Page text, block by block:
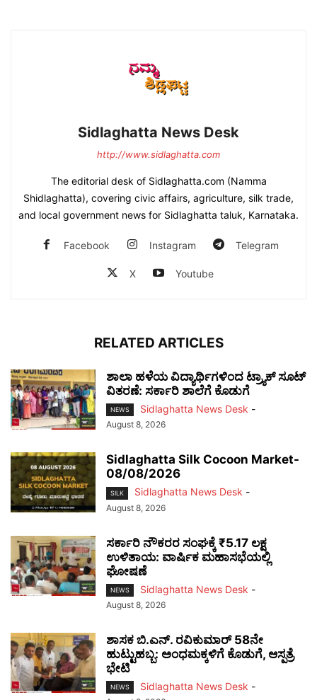
Sidlaghatta News Desk
http://www.sidlaghatta.com
The editorial desk of Sidlaghatta.com (Namma
Shidlaghatta), covering civic affairs, agriculture, silk trade,
and local government news for Sidlaghatta taluk, Karnataka.
Facebook Instagram Telegram
X Youtube
RELATED ARTICLES
ಶಾಲಾ ಹಳೆಯ ವಿದ್ಯಾರ್ಥಿಗಳಿಂದ ಟ್ರ್ಯಾಕ್‌ ಸೂಟ್
ವಿತರಣೆ: ಸರ್ಕಾರಿ ಶಾಲೆಗೆ ಕೊಡುಗೆ
NEWS Sidlaghatta News Desk -
August 8, 2026
Sidlaghatta Silk Cocoon Market-
08/08/2026
SILK Sidlaghatta News Desk -
August 8, 2026
ಸರ್ಕಾರಿ ನೌಕರರ ಸಂಘಕ್ಕೆ ₹5.17 ಲಕ್ಷ
ಉಳಿತಾಯ: ವಾರ್ಷಿಕ ಮಹಾಸಭೆಯಲ್ಲಿ
ಘೋಷಣೆ
NEWS Sidlaghatta News Desk -
August 8, 2026
ಶಾಸಕ ಬಿ.ಎನ್. ರವಿಕುಮಾರ್ 58ನೇ
ಹುಟ್ಟುಹಬ್ಬ: ಅಂಧಮಕ್ಕಳಿಗೆ ಕೊಡುಗೆ, ಆಸ್ಪತ್ರೆ
ಭೇಟಿ
NEWS Sidlaghatta News Desk -